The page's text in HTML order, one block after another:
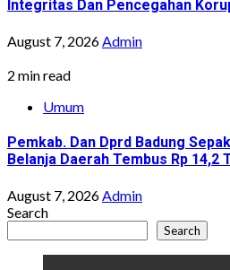
Integritas Dan Pencegahan
August 7, 2026Admin
2 min read
Umum
Pemkab. Dan Dprd Badung
Belanja Daerah Tembus Rp 14,2
August 7, 2026Admin
Search
Search